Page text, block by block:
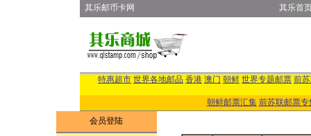
其乐邮币卡网 其乐首
特惠超市 世界各地邮品 香港 澳门 朝鲜 世界专题邮票 前
朝鲜邮票汇集 前苏联邮票专
会员登陆